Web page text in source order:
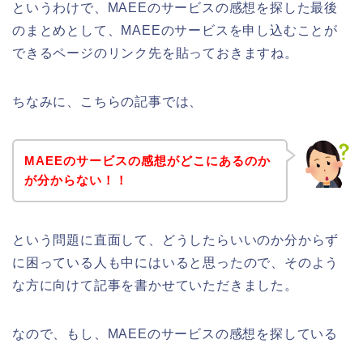
というわけで、MAEEのサービスの感想を探した最後
のまとめとして、MAEEのサービスを申し込むことが
できるページのリンク先を貼っておきますね。
ちなみに、こちらの記事では、
MAEEのサービスの感想がどこにあるのか
が分からない！！
という問題に直面して、どうしたらいいのか分からず
に困っている人も中にはいると思ったので、そのよう
な方に向けて記事を書かせていただきました。
なので、もし、MAEEのサービスの感想を探している